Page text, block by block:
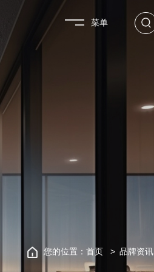
菜单
您的位置： 首页 品牌资讯